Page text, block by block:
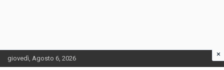
Skip
to
giovedì, Agosto 6, 2026 ×